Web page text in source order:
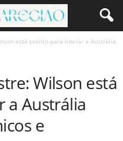
está pronto para liderar a Austrália
Wilson está
a Austrália
e